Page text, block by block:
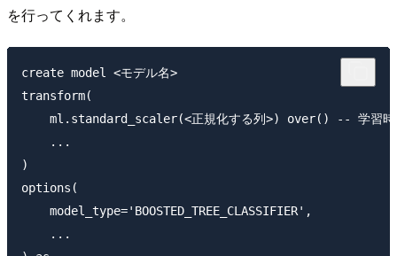
を行ってくれます。
create model <モデル名>
transform(
ml.standard_scaler(<正規化する列>) over() -- 学習時
    ...
)
options(
    model_type='BOOSTED_TREE_CLASSIFIER',
    ...